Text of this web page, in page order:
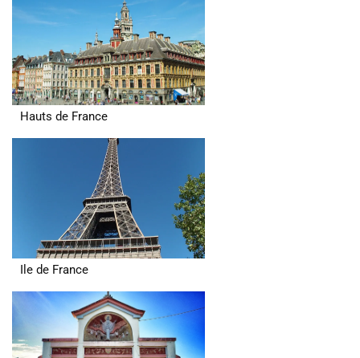
Hauts de France
Ile de France